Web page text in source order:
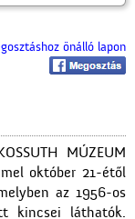
önálló lapon
MÚZEUM
október 21-étől
az 1956-os
kincsei láthatók.